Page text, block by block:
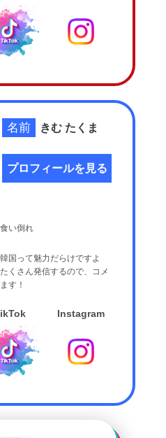
名前 きむ たくま
プロフィールを見る
い倒れ
国って魅力だらけですよ
くさん発信するので、コメ
す！
Instagram